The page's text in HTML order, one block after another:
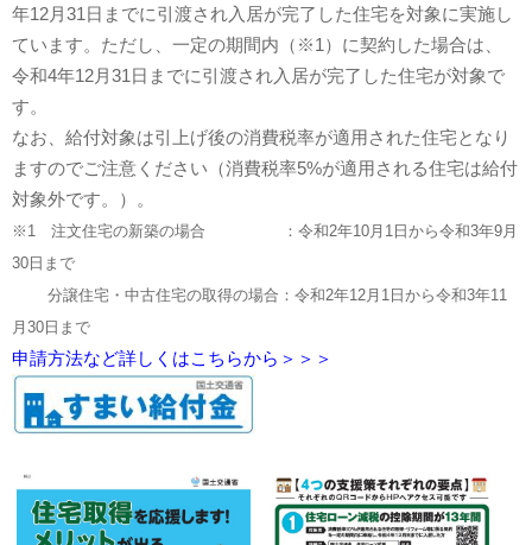
年12月31日までに引渡され入居が完了した住宅を対象に実施し
ています。ただし、一定の期間内（※1）に契約した場合は、
令和4年12月31日までに引渡され入居が完了した住宅が対象で
す。
なお、給付対象は引上げ後の消費税率が適用された住宅となり
ますのでご注意ください（消費税率5%が適用される住宅は給付
対象外です。）。
※1 注文住宅の新築の場合 ：令和2年10月1日から令和3年9月
30日まで
分譲住宅・中古住宅の取得の場合：令和2年12月1日から令和3年11
月30日まで
申請方法など詳しくはこちらから＞＞＞